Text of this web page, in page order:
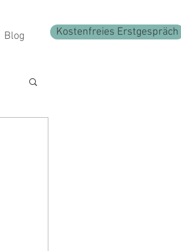
Blog Kostenfreies Erstgespräch